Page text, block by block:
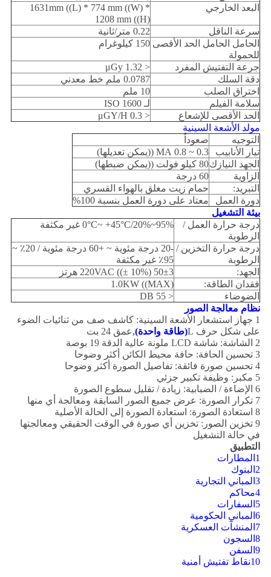
البعد الخارجي
1631mm ((L) * 774 mm ((W) *
1208 mm ((H)
سرعة الناقل
0.22 متر/ثانية
الحامل الحامل الحد الأقصى
للحمولة
150 كيلوغرام
جرعة التفتيش المفرد
< 1.32 μGy
دقة السلك
0.0787 ملم خط معدني
اختراق الصلب
10 ملم
سلامة الفيلم
لـ ISO 1600
الحد الأقصى للإشعاع
< 0.3 μGY/H
مولد الأشعة السينية
التوجيه
صعوداً
تيار الأنابيب
0.3 ~ 0.8 MA ((يمكن تعديلها)
الجهد النيازك80 كيلو فولت ((يمكن ضبطها)
الزاوية
60 درجة
التبريد:
حمام زيت مغلق بالهواء القسري
دورة العمل
معتاد على دورة العمل بنسبة 100%
بيئة التشغيل
درجة حرارة العمل /
الرطوبة
0°C~ +45°C/20%~95% غير مكثفة
درجة حرارة التخزين /
الرطوبة
-20 درجة مئوية ~ +60 درجة مئوية / 20٪ ~
95٪ غير مكثفة
الجهد:
220VAC ((± 10%) 50±3 هرتز
فقدان الطاقة:
1.0KW ((MAX)
الضوضاء
< 55 DB
نظام معالجة الصور
1 جهاز استشعار الأشعة السينية: كاشف صف من ثنائيات الضوء
على شكل حرف L
(طاقة واحدة),عمق 24 بت
2 الشاشة: شاشة LCD ملونة عالية الدقة 19 بوصة
3 تحسين الحافة: حافة محيط الكائن أكثر وضوحا
4 تحسين صورة فائقة: تفاصيل الصورة أكثر وضوحا
5 مكبر: وظيفة تكبير جزئي
6 الإضاءة / الضبابية: زيادة / تقليل سطوع الصورة
7 تكرار الصورة: عرض جميع الصور السابقة ومعالجة أي منها
8 استعادة الصورة: استعادة الصورة إلى الحالة الأصلية
9 تخزين الصور: تخزين أي صورة في الوقت الحقيقي ومعالجتها
في حالة التشغيل
التطبيق
1المطارات
2البنوك
3المباني التجارية
4محاكم
5السفارات
6المباني الحكومية
7المنشآت العسكرية
8السجون
9السفن
10نقاط تفتيش أمنية